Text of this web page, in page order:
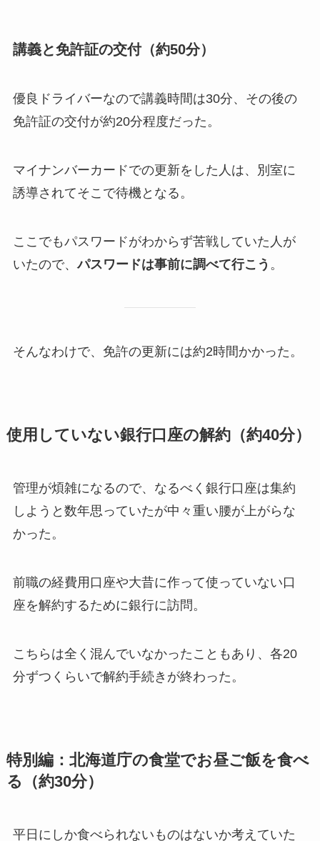
講義と免許証の交付（約50分）
優良ドライバーなので講義時間は30分、その後の
免許証の交付が約20分程度だった。
マイナンバーカードでの更新をした人は、別室に
誘導されてそこで待機となる。
ここでもパスワードがわからず苦戦していた人が
いたので、パスワードは事前に調べて行こう 。
そんなわけで、免許の更新には約2時間かかった。
使用していない銀行口座の解約（約40分）
管理が煩雑になるので、なるべく銀行口座は集約
しようと数年思っていたが中々重い腰が上がらな
かった。
前職の経費用口座や大昔に作って使っていない口
座を解約するために銀行に訪問。
こちらは全く混んでいなかったこともあり、各20
分ずつくらいで解約手続きが終わった。
特別編：北海道庁の食堂でお昼ご飯を食べ
る（約30分）
平日にしか食べられないものはないか考えていた